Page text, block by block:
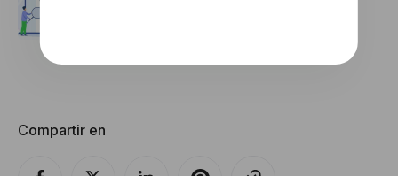
Electrónico: Anchura y Altura de los
Compartir en